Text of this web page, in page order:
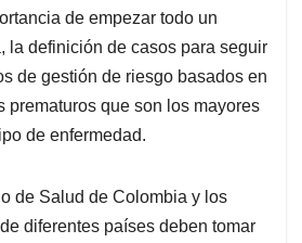
de empezar todo un
la definición de casos para seguir
de gestión de riesgo basados en
prematuros que son los mayores
de enfermedad.
de Salud de Colombia y los
diferentes países deben tomar